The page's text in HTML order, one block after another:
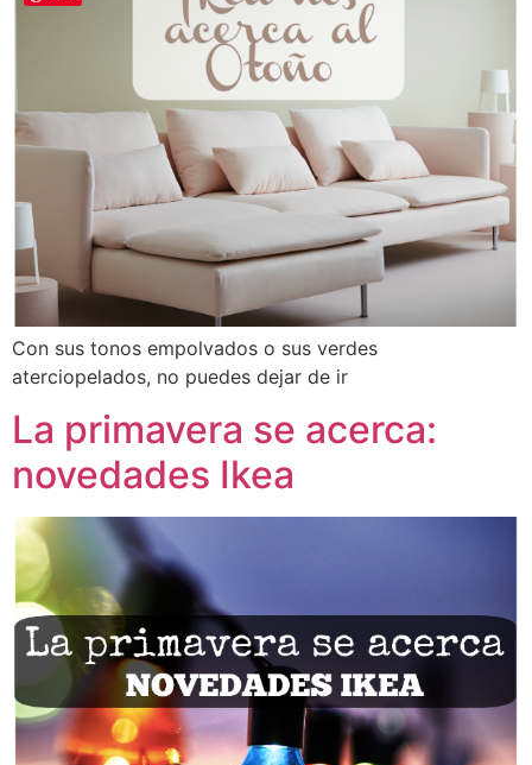
Con sus tonos empolvados o sus verdes
aterciopelados, no puedes dejar de ir
La primavera se acerca:
novedades Ikea